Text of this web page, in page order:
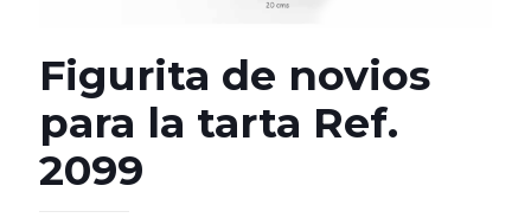
Figurita de novios
para la tarta Ref.
2099